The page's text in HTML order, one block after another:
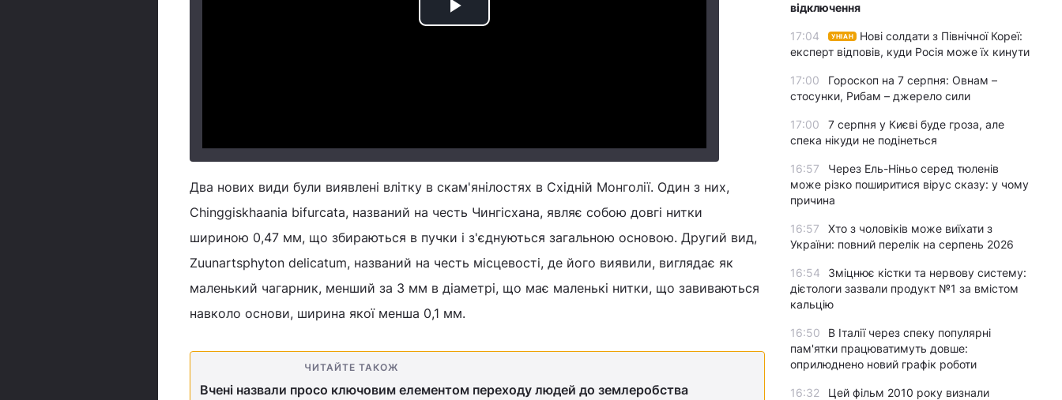
Play
Два нових види були виявлені влітку в скам'янілостях в Східній Монголії. Один з них,
Chinggiskhaania bifurcata, названий на честь Чингісхана, являє собою довгі нитки
шириною 0,47 мм, що збираються в пучки і з'єднуються загальною основою. Другий вид,
Zuunartsphyton delicatum, названий на честь місцевості, де його виявили, виглядає як
маленький чагарник, менший за 3 мм в діаметрі, що має маленькі нитки, що завиваються
навколо основи, ширина якої менша 0,1 мм.
ЧИТАЙТЕ ТАКОЖ
Вчені назвали просо ключовим елементом переходу людей до землеробства
відключення
17:04 УНІАН
Нові солдати з Північної Кореї:
експерт відповів, куди Росія може їх кинути
17:00
Гороскоп на 7 серпня: Овнам –
стосунки, Рибам – джерело сили
17:00
7 серпня у Києві буде гроза, але
спека нікуди не подінеться
16:57
Через Ель-Ніньо серед тюленів
може різко поширитися вірус сказу: у чому
причина
16:57
Хто з чоловіків може виїхати з
України: повний перелік на серпень 2026
16:54
Зміцнює кістки та нервову систему:
дієтологи зазвали продукт №1 за вмістом
кальцію
16:50
В Італії через спеку популярні
пам'ятки працюватимуть довше:
оприлюднено новий графік роботи
16:32
Цей фільм 2010 року визнали